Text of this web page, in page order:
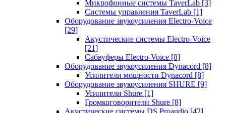
Микрофонные системы TaverLab [3]
Системы управления TaverLab [1]
Оборудование звукоусиления Electro-Voice
[29]
Акустические системы Electro-Voice
[21]
Сабвуферы Electro-Voice [8]
Оборудование звукоусиления Dynacord [8]
Усилители мощности Dynacord [8]
Оборудование звукоусиления SHURE [9]
Усилители Shure [1]
Громкоговорители Shure [8]
Акустические системы DS Proaudio [42]